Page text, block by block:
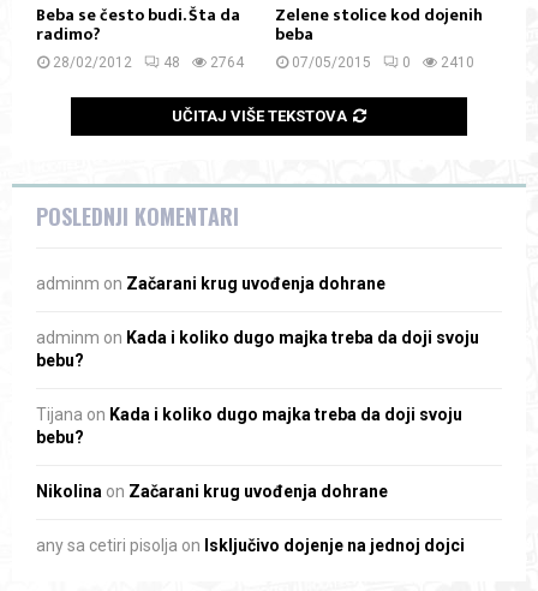
Beba se često budi. Šta da
radimo?
28/02/2012 48 2764
Zelene stolice kod dojenih
beba
07/05/2015 0 2410
UČITAJ VIŠE TEKSTOVA
POSLEDNJI KOMENTARI
adminm on Začarani krug uvođenja dohrane
adminm on Kada i koliko dugo majka treba da doji svoju
bebu?
Tijana on Kada i koliko dugo majka treba da doji svoju
bebu?
Nikolina on Začarani krug uvođenja dohrane
any sa cetiri pisolja on Isključivo dojenje na jednoj dojci